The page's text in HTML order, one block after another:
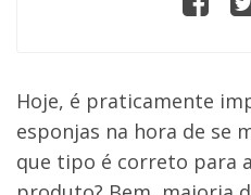
Hoje, é praticamente
esponjas na hora de se
que tipo é correto para